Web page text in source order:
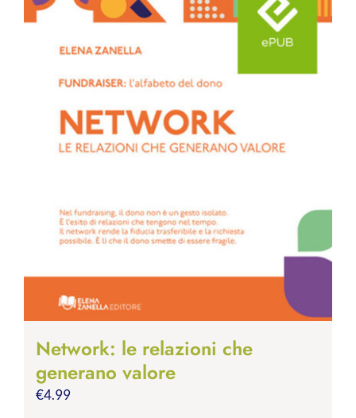
Network: le relazioni che
generano valore
€4.99